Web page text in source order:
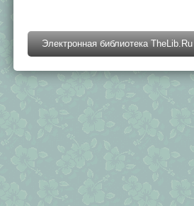
Электронная библиотека